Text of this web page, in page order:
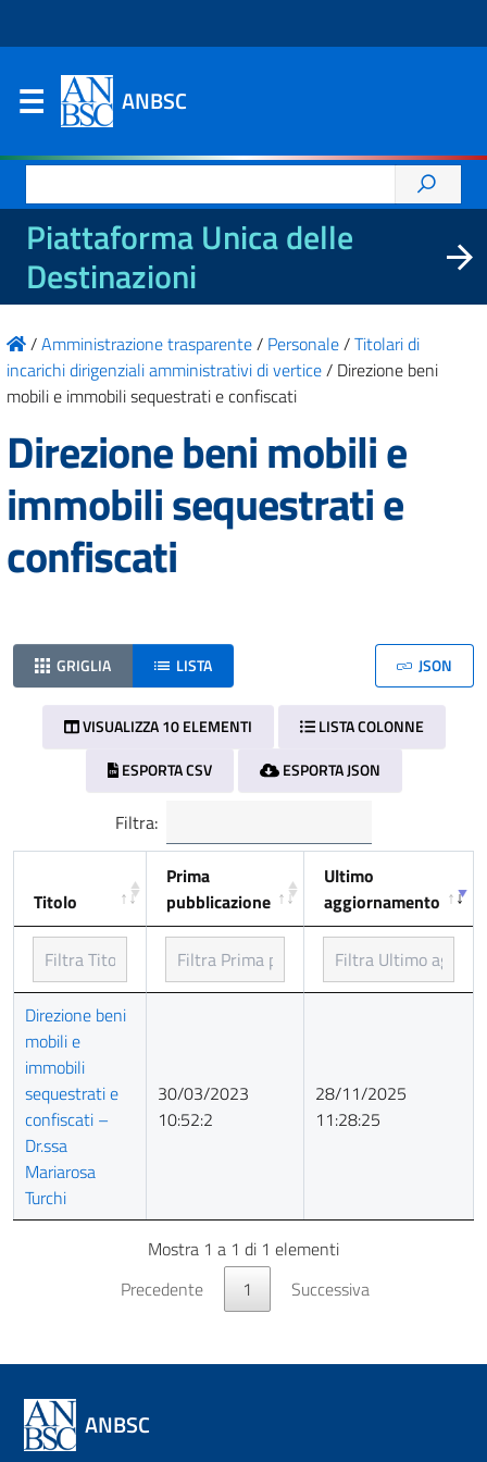
ANBSC
per:
Piattaforma Unica delle
Destinazioni
/Amministrazione trasparente/ Personale/Titolari di
incarichi dirigenziali amministrativi di vertice/ Direzione beni
mobili e immobili sequestrati e confiscati
Direzione beni mobili e
immobili sequestrati e
confiscati
GRIGLIA LISTA JSON
VISUALIZZA 10 ELEMENTI
LISTA COLONNE
ESPORTA CSV
ESPORTA JSON
Filtra:
Titolo
Prima
pubblicazione
Ultimo
aggiornamento
Titolo
Direzione beni
mobili e
immobili
sequestrati e
confiscati –
Dr.ssa
Mariarosa
Turchi
30/03/2023
10:52:2
28/11/2025
11:28:25
Mostra 1 a 1 di 1 elementi
Precedente
1 Successiva
ANBSC